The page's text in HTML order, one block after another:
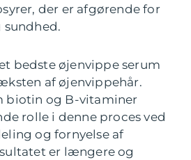
der er afgørende for
sundhed.
bedste øjenvippe serum
af øjenvippehår.
biotin og B-vitaminer
rolle i denne proces ved
og fornyelse af
er længere og